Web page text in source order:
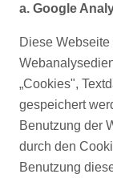
a. Google
Diese
„Cookies",
gespeichert
Benutzung der
durch den
Benutzung